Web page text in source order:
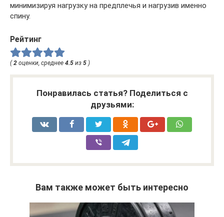
минимизируя нагрузку на предплечья и нагрузив именно
спину.
Рейтинг
(2 оценки, среднее 4.5 из 5 )
Понравилась статья? Поделиться с
друзьями:
Вам также может быть интересно